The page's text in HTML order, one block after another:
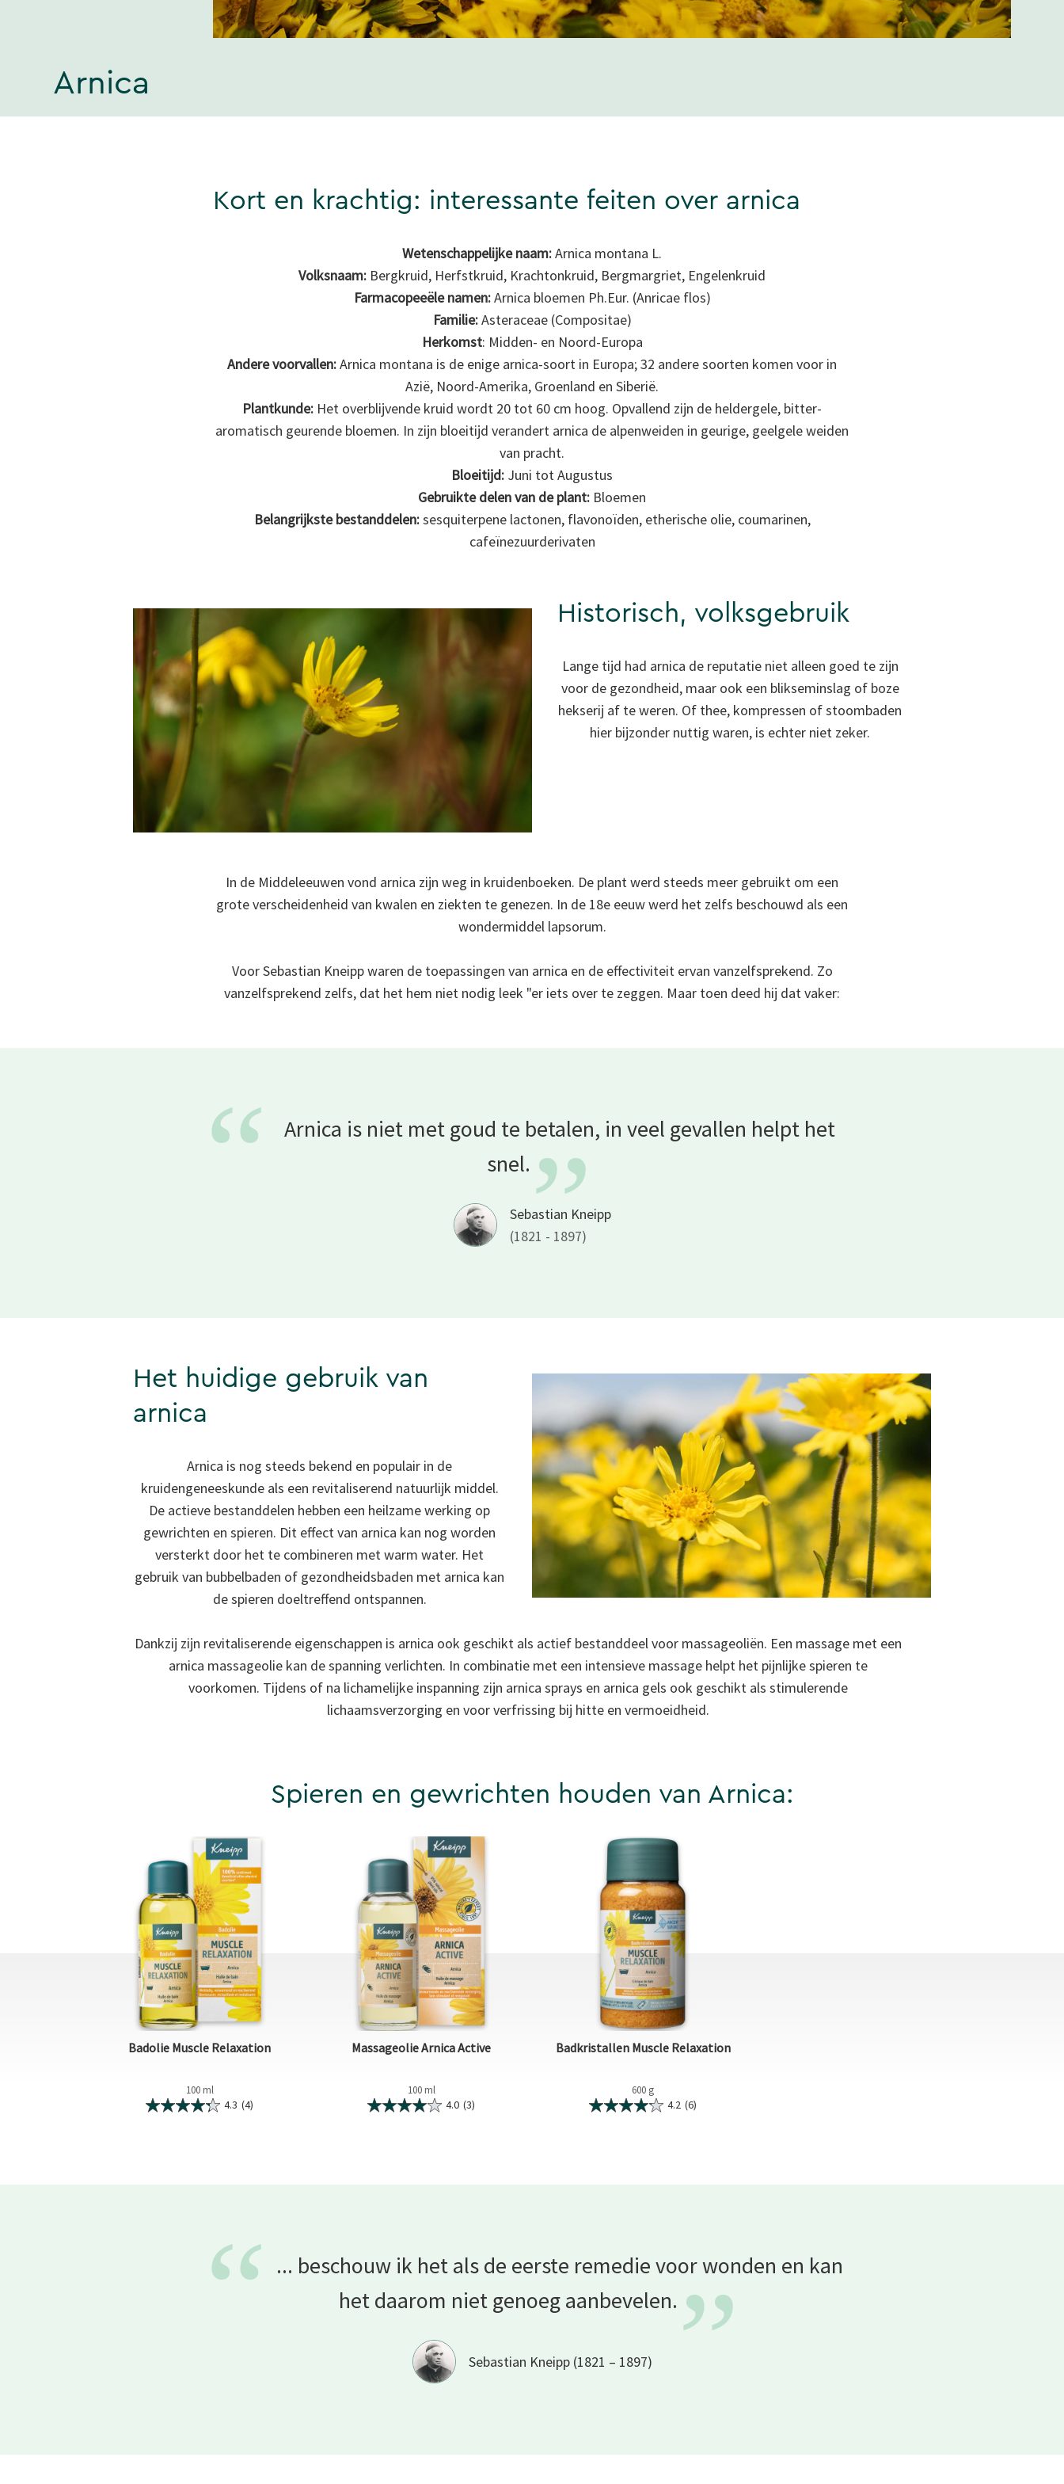
Arnica
Kort en krachtig: interessante feiten over arnica
Wetenschappelijke naam:Arnica montana L.
Volksnaam: Bergkruid, Herfstkruid, Krachtonkruid, Bergmargriet, Engelenkruid
Farmacopeeële namen:Arnica bloemen Ph.Eur. (Anricae flos)
Familie:Asteraceae (Compositae)
Herkomst: Midden- en Noord-Europa
Andere voorvallen:Arnica montana is de enige arnica-soort in Europa; 32 andere soorten komen voor in
Azië, Noord-Amerika, Groenland en Siberië.
Plantkunde: Het overblijvende kruid wordt 20 tot 60 cm hoog. Opvallend zijn de heldergele, bitter-
aromatisch geurende bloemen. In zijn bloeitijd verandert arnica de alpenweiden in geurige, geelgele weiden
van pracht.
Bloeitijd: Juni tot Augustus
Gebruikte delen van de plant: Bloemen
Belangrijkste bestanddelen:sesquiterpene lactonen, flavonoïden, etherische olie, coumarinen,
cafeïnezuurderivaten
Historisch, volksgebruik
Lange tijd had arnica de reputatie niet alleen goed te zijn
voor de gezondheid, maar ook een blikseminslag of boze
hekserij af te weren. Of thee, kompressen of stoombaden
hier bijzonder nuttig waren, is echter niet zeker.
In de Middeleeuwen vond arnica zijn weg in kruidenboeken. De plant werd steeds meer gebruikt om een
grote verscheidenheid van kwalen en ziekten te genezen. In de 18e eeuw werd het zelfs beschouwd als een
wondermiddel lapsorum.
Voor Sebastian Kneipp waren de toepassingen van arnica en de effectiviteit ervan vanzelfsprekend. Zo
vanzelfsprekend zelfs, dat het hem niet nodig leek "er iets over te zeggen. Maar toen deed hij dat vaker:
“
Arnica is niet met goud te betalen, in veel gevallen helpt het
snel.”
Sebastian Kneipp
(1821 - 1897)
Het huidige gebruik van
arnica
Arnica is nog steeds bekend en populair in de
kruidengeneeskunde als een revitaliserend natuurlijk middel.
De actieve bestanddelen hebben een heilzame werking op
gewrichten en spieren. Dit effect van arnica kan nog worden
versterkt door het te combineren met warm water. Het
gebruik van bubbelbaden of gezondheidsbaden met arnica kan
de spieren doeltreffend ontspannen.
Dankzij zijn revitaliserende eigenschappen is arnica ook geschikt als actief bestanddeel voor massageoliën. Een massage met een
arnica massageolie kan de spanning verlichten. In combinatie met een intensieve massage helpt het pijnlijke spieren te
voorkomen. Tijdens of na lichamelijke inspanning zijn arnica sprays en arnica gels ook geschikt als stimulerende
lichaamsverzorging en voor verfrissing bij hitte en vermoeidheid.
Spieren en gewrichten houden van Arnica:
Badolie Muscle Relaxation
100 ml
4.3 (4)
Massageolie Arnica Active
100 ml
4.0 (3)
Badkristallen Muscle Relaxation
600 g
4.2 (6)
“ ... beschouw ik het als de eerste remedie voor wonden en kan
het daarom niet genoegaanbevelen. ”
Sebastian Kneipp (1821 – 1897)